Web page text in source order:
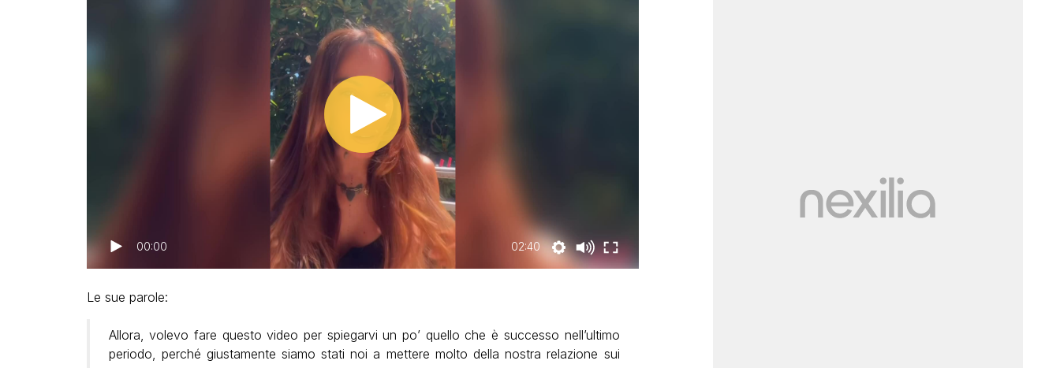
00:00 02:40
Le sue parole:
Allora, volevo fare questo video per spiegarvi un po’ quello che è successo nell’ultimo
periodo, perché giustamente siamo stati noi a mettere molto della nostra relazione sui